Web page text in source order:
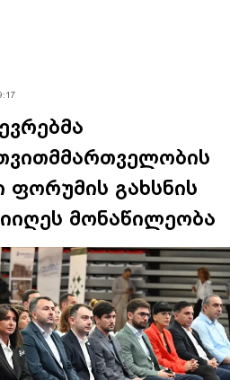
გახსნის
მონაწილეობა